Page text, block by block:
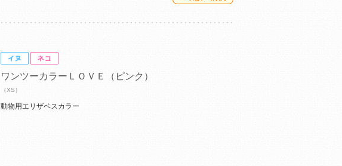
ワンツーカラーＬＯＶＥ（ピンク）
（XS）
動物用エリザベスカラー